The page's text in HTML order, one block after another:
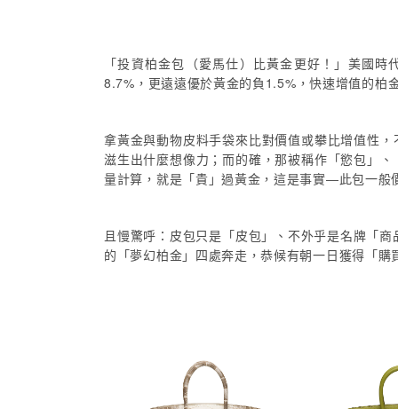
「投資柏金包（愛馬仕）比黃金更好！」美國
8.7%，更遠遠優於黃金的負1.5%，快速增值的柏
拿黃金與動物皮料手袋來比對價值或攀比增值性
滋生出什麼想像力；而的確，那被稱作「慾包」
量計算，就是「貴」過黃金，這是事實―此包一
且慢驚呼：皮包只是「皮包」、不外乎是名牌「
的「夢幻柏金」四處奔走，恭候有朝一日獲得「